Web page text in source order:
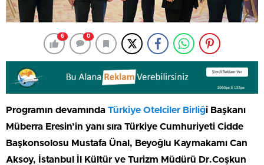
6 0
Programın devamında Türkiye Otelciler Birliği Başkanı
Müberra Eresin’in yanı sıra Türkiye Cumhuriyeti Cidde
Başkonsolosu Mustafa Ünal, Beyoğlu Kaymakamı Can
Aksoy, İstanbul İl Kültür ve Turizm Müdürü Dr.Coşkun